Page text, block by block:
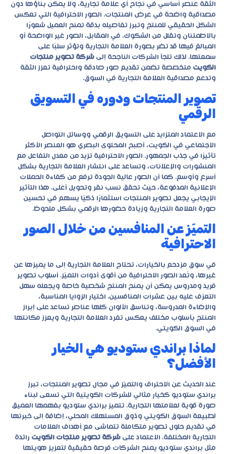
الثقة عنصر أساسي في نجاح أي علامة تجارية، ولا يمكن بناؤها دون
مصداقية واضحة في عرض المنتجات. الصور الاحترافية التي تعكس
الشكل الحقيقي للمنتج وتبرز تفاصيله بدقة تمنح العميل شعورًا
بالاطمئنان وتقلل من الشكوك. في المقابل، الصور غير الواضحة أو
المبالغ فيها قد تضر بصورة العلامة التجارية وتؤثر سلبًا على
سمعتها. لذلك تلجأ الشركات الناجحة إلى شركة تصوير منتجات
الكويت متخصصة تضمن تقديم صور صادقة واحترافية تعزز الثقة
وتدعم مصداقية العلامة التجارية في السوق.
تصوير المنتجات ودوره في التسويق
الرقمي
مع الاعتماد المتزايد على التسويق الرقمي ووسائل التواصل
الاجتماعي في الكويت، أصبح المحتوى البصري هو العنصر الأكثر
تأثيرًا في جذب الجمهور. الصور الاحترافية تزيد من معدل التفاعل مع
المنشورات والإعلانات، وتساعد على انتشار العلامة التجارية بشكل
أسرع وأوسع. كما أن الصور عالية الجودة ترفع من كفاءة الحملات
الإعلانية المدفوعة، حيث تحقق نسب نقر وتحويل أعلى. هذا التأثير
الإيجابي يجعل تصوير المنتجات استثمارًا ذكيًا يسهم في تحسين
صورة العلامة التجارية وزيادة حضورها الرقمي بشكل ملحوظ.
التميّز عن المنافسين من خلال الصور
الاحترافية
في سوق مزدحم بالخيارات، تحتاج العلامة التجارية إلى ما يميزها عن
غيرها، وتُعد الصور الاحترافية من أقوى أدوات التميّز. أسلوب تصوير
فريد ومدروس يمكن أن يمنح المنتج شخصية خاصة ويجعله سهل
التعرّف عليه بين عشرات المنافسين. اختيار الزوايا المناسبة،
والإضاءة المدروسة، وتناسق الألوان كلها عناصر تساعد على إبراز
المنتج بأسلوب مختلف يعكس تفرد العلامة التجارية ويعزز مكانتها
في السوق الكويتي.
لماذا براندي ستوديو هي الخيار
الأفضل؟
عند الحديث عن الاحتراف والتميّز في مجال تصوير المنتجات، تبرز
براندي ستوديو كخيار مثالي للشركات الكويتية التي تسعى لبناء
صورة قوية لعلامتها التجارية. تتميز براندي ستوديو بفهمها العميق
لطبيعة السوق الكويتي وذوق المستهلك المحلي، إضافة إلى خبرتها
في تقديم حلول تصوير متكاملة تتماشى مع أهداف العلامات
التجارية المختلفة. الاعتماد على شركة تصوير منتجات الكويت رائدة
مثل براندي ستوديو يمنح الشركات فرصة حقيقية لتعزيز هويتها